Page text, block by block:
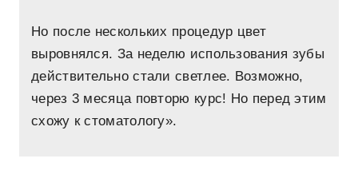
Но после нескольких процедур цвет
выровнялся. За неделю использования зубы
действительно стали светлее. Возможно,
через 3 месяца повторю курс! Но перед этим
схожу к стоматологу».